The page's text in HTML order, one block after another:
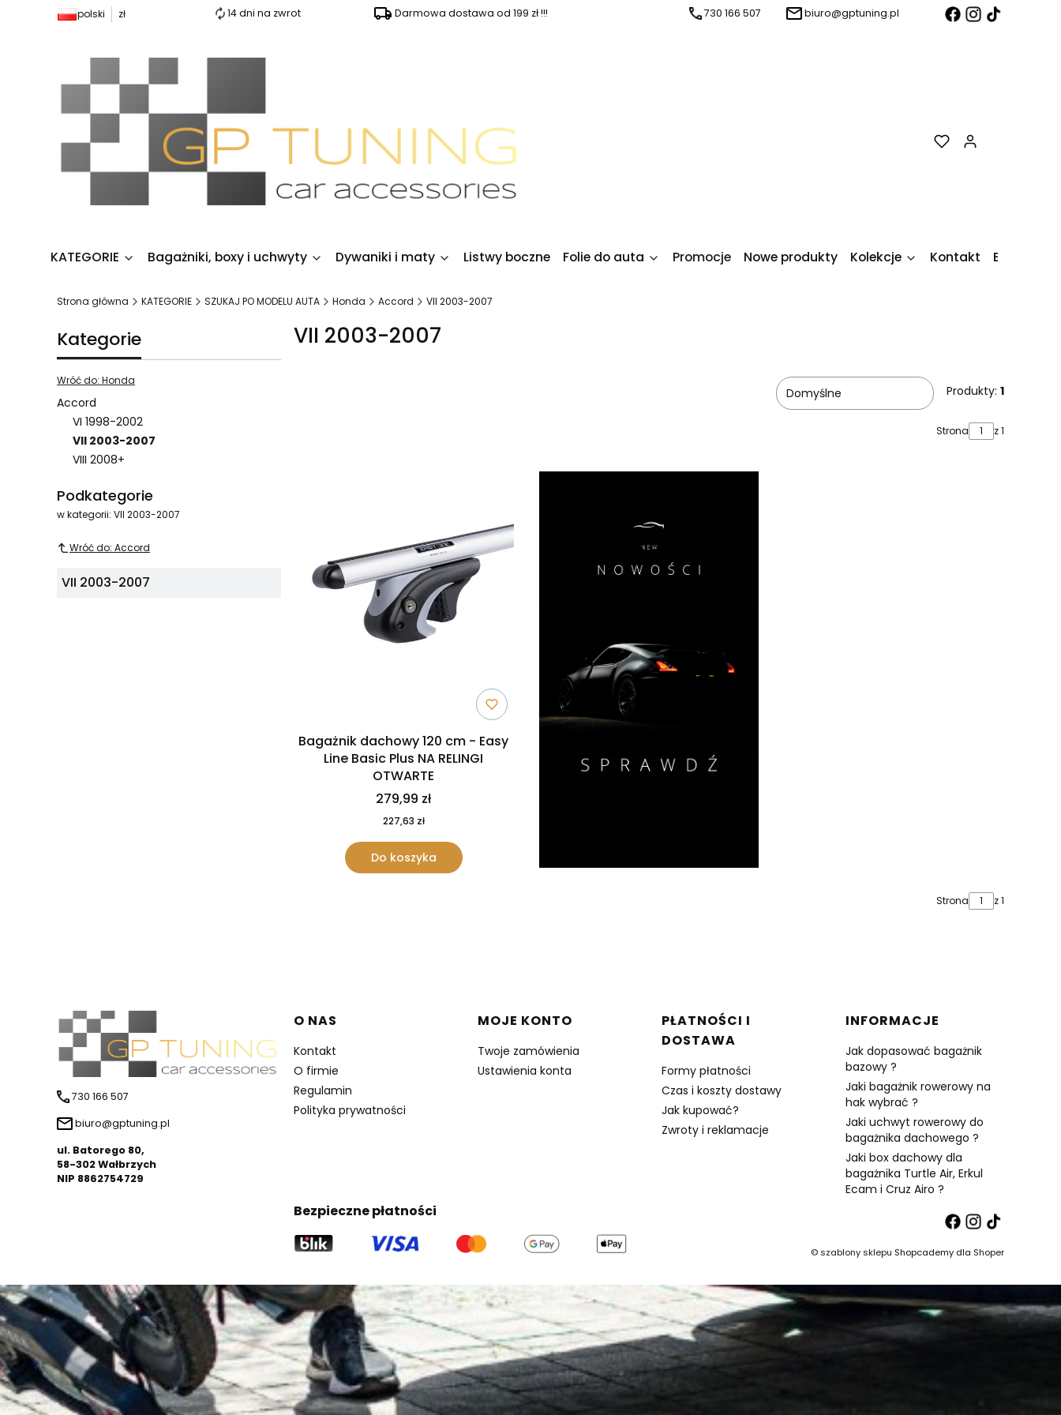
polski zł 14 dni na zwrot Darmowa dostawa od 199 zł !!! 730 166 507 biuro@gptuning.pl
KATEGORIE Bagażniki, boxy i uchwyty Dywaniki i maty Listwy boczne Folie do auta Promocje Nowe produkty Kolekcje Kontakt Blog
Strona główna KATEGORIE SZUKAJ PO MODELU AUTA Honda Accord VII 2003-2007
Kategorie
Wróć do: Honda
Accord
VI 1998-2002
VII 2003-2007
VIII 2008+
Podkategorie
w kategorii: VII 2003-2007
Wróć do: Accord
VII 2003-2007
VII 2003-2007
Domyślne Produkty: 1
Strona z 1
Bagażnik dachowy 120 cm - Easy
Line Basic Plus NA RELINGI
OTWARTE
279,99 zł
227,63 zł
Do koszyka
Strona z 1
730 166 507
biuro@gptuning.pl
ul. Batorego 80,
58-302 Wałbrzych
NIP 8862754729
Linki w stopce
O NAS
Kontakt
O firmie
Regulamin
Polityka prywatności
MOJE KONTO
Twoje zamówienia
Ustawienia konta
PŁATNOŚCI I
DOSTAWA
Formy płatności
Czas i koszty dostawy
Jak kupować?
Zwroty i reklamacje
INFORMACJE
Jak dopasować bagażnik
bazowy ?
Jaki bagażnik rowerowy na
hak wybrać ?
Jaki uchwyt rowerowy do
bagażnika dachowego ?
Jaki box dachowy dla
bagażnika Turtle Air, Erkul
Ecam i Cruz Airo ?
Bezpieczne płatności
©szablony sklepu Shopcademy dla Shoper